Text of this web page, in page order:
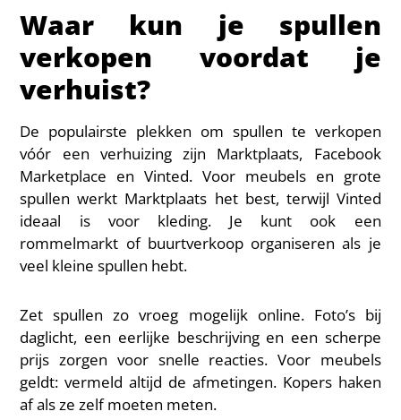
Waar kun je spullen
verkopen voordat je
verhuist?
De populairste plekken om spullen te verkopen
vóór een verhuizing zijn Marktplaats, Facebook
Marketplace en Vinted. Voor meubels en grote
spullen werkt Marktplaats het best, terwijl Vinted
ideaal is voor kleding. Je kunt ook een
rommelmarkt of buurtverkoop organiseren als je
veel kleine spullen hebt.
Zet spullen zo vroeg mogelijk online. Foto’s bij
daglicht, een eerlijke beschrijving en een scherpe
prijs zorgen voor snelle reacties. Voor meubels
geldt: vermeld altijd de afmetingen. Kopers haken
af als ze zelf moeten meten.